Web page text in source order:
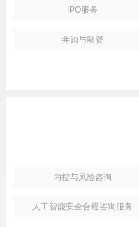
IPO服务
并购与融资
内控与风险咨询
人工智能安全合规咨询服务